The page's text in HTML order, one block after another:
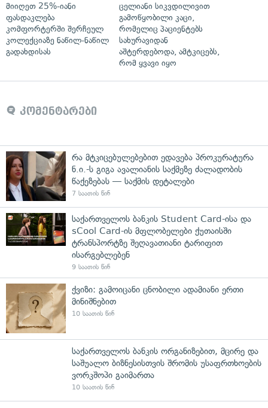
მიიღეთ 25%-იანი
ფასდაკლება
კომფორტერში შერჩეულ
კოლექციაზე ნაწილ-ნაწილ
გადახდისას
ცელიანი სიკვდილივით
გამოწყობილი კაცი,
რომელიც პაციენტებს
სახურავიდან
აშტერდებოდა, ამტკიცებს,
რომ ყვავი იყო
კომენტარები
რა მტკიცებულებებით ედავება პროკურატურა
ნ.ი.-ს გიგა ავალიანის საქმეზე ძალადობის
წაქეზებას — საქმის დეტალები
7 საათის წინ
საქართველოს ბანკის Student Card-ისა და
sCool Card-ის მფლობელები ქუთაისში
ტრანსპორტზე შეღავათიანი ტარიფით
ისარგებლებენ
9 საათის წინ
ქვიზი: გამოიცანი ცნობილი ადამიანი ერთი
მინიშნებით
10 საათის წინ
საქართველოს ბანკის ორგანიზებით, მცირე და
საშუალო ბიზნესისთვის შრომის უსაფრთხოების
ვორკშოპი გაიმართა
10 საათის წინ